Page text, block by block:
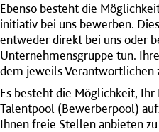
Ebenso besteht die
initiativ bei uns bewerben.
entweder direkt bei uns oder
Unternehmensgruppe tun.
dem jeweils Verantwortlichen
Es besteht die Möglichkeit,
Talentpool (Bewerberpool)
Ihnen freie Stellen anbieten